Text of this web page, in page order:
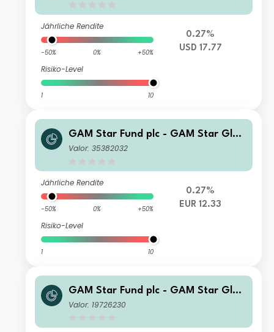
Jährliche Rendite
-50% 0% +50%
Risiko-Level
1 10
0.27%
USD 17.77
GAM Star Fund plc - GAM Star Glob
al Cautious Selling Agent G Hedged
Valor: 35382032
Jährliche Rendite
-50% 0% +50%
Risiko-Level
1 10
0.27%
EUR 12.33
GAM Star Fund plc - GAM Star Glob
al Cautious Ordinary Hedged GBP A
Valor: 19726230